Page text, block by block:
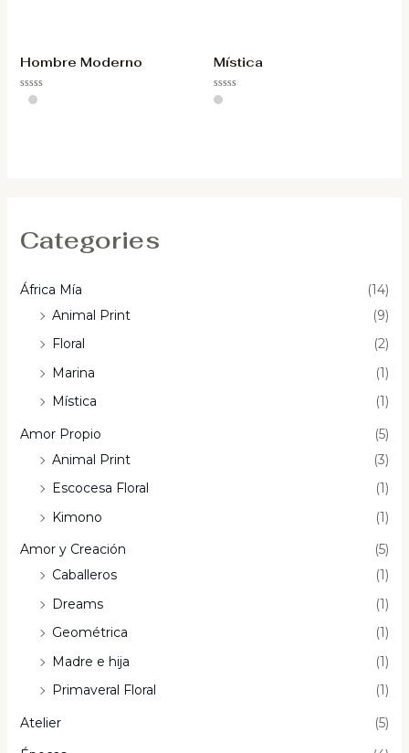
Categories
África Mía
(14)
Animal Print
(9)
Floral
(2)
Marina
(1)
Mística
(1)
Amor Propio
(5)
Animal Print
(3)
Escocesa Floral
(1)
Kimono
(1)
Amor y Creación
(5)
Caballeros
(1)
Dreams
(1)
Geométrica
(1)
Madre e hija
(1)
Primaveral Floral
(1)
Atelier
(5)
Hombre Moderno
Valorado
Mística
Valorado